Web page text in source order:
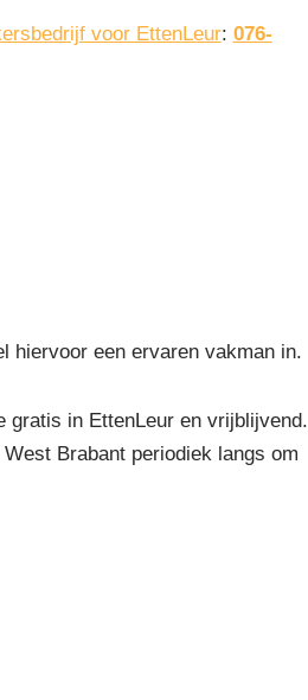
voor EttenLeur: 076-
hiervoor een ervaren vakman in.
gratis in EttenLeur en vrijblijvend.
Brabant periodiek langs om